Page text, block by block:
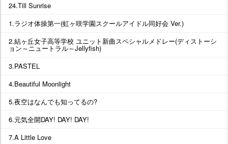
24.Till Sunrise
1.ラジオ体操第一(虹ヶ咲学園スクールアイドル同好会 Ver.)
2.結ヶ丘女子高等学校 ユニット新曲スペシャルメドレー(ディストーシ
ョン～ニュートラル～Jellyfish)
3.PASTEL
4.Beautiful Moonlight
5.夜空はなんでも知ってるの?
6.元気全開DAY! DAY! DAY!
7.A Little Love